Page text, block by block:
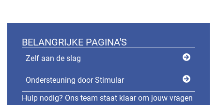
BELANGRIJKE PAGINA'S
Zelf aan de slag
Ondersteuning door Stimular
Hulp nodig? Ons team staat klaar om jouw vragen